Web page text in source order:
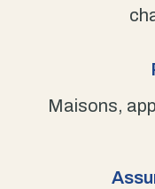
Maisons,